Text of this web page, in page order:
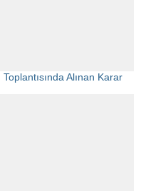
Alınan Karar